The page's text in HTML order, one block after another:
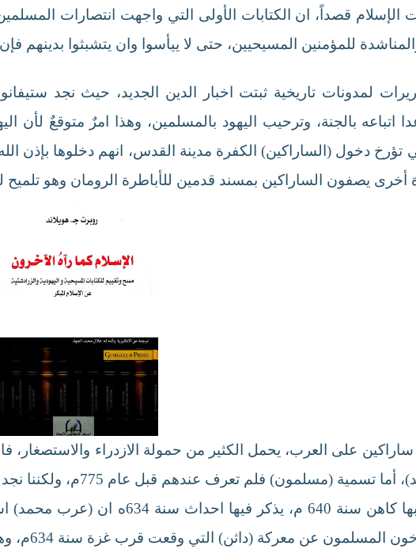
قصداً، ان الكتابات الأولى التي واجهت انتصارات
للمؤمنين المسيحيين، حتى لا ييأسوا وان يتشبثوا بدينهم
اتباعه بالجنة، وترحيب اليهود بالمسلمين، وهذا امرٌ متوقعٌ لأن
637م) التي تؤرخ دخول (الساراكين) الكفرة مدينة القدس، انهم دخلوها
على العرب، يحمل الكثير من حمولة الازدراء والاستصغار،
فلم تعرف عندهم قبل عام 775م، ولكننا نجد بردية تعود لسنة 22ه 643م فيها ذكر للبسملة الإسلامية.
وفي مذكرات كتبها كاهن سنة 640
عن معركة (داثن) التي وقعت قرب غزة سنة 634م، وهنا يسجل اول ذكر للنبي محمد في الكتابات السريانية.